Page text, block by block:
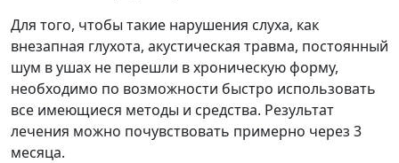
Для того, чтобы такие нарушения слуха, как
внезапная глухота, акустическая травма, постоянный
шум в ушах не перешли в хроническую форму,
необходимо по возможности быстро использовать
все имеющиеся методы и средства. Результат
лечения можно почувствовать примерно через 3
месяца.